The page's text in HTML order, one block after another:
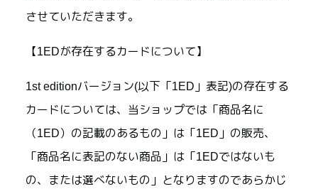
させていただきます。
【1EDが存在するカードについて】
1st editionバージョン(以下「1ED」表記)の存在する
カードについては、当ショップでは「商品名に
（1ED）の記載のあるもの」は「1ED」の販売、
「商品名に表記のない商品」は「1EDではないも
の、または選べないもの」となりますのであらかじ